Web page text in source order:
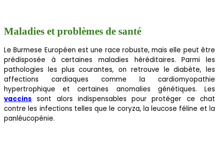
Maladies et problèmes de santé
Le Burmese Européen est une race robuste, mais elle peut être
prédisposée à certaines maladies héréditaires. Parmi les
pathologies les plus courantes, on retrouve le diabète, les
affections cardiaques comme la cardiomyopathie
hypertrophique et certaines anomalies génétiques. Les
vaccins sont alors indispensables pour protéger ce chat
contre les infections telles que le coryza, la leucose féline et la
panléucopénie.